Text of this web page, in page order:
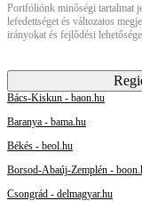
Portfóliónk minőségi tartalmat
lefedettséget és változatos
irányokat és fejlődési
Bács-Kiskun - baon.hu
Baranya - bama.hu
Békés - beol.hu
Borsod-Abaúj-Zemplén -
Csongrád - delmagyar.hu